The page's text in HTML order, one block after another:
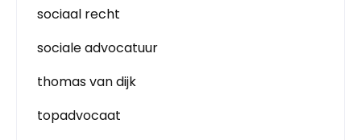
sociaal recht
sociale advocatuur
thomas van dijk
topadvocaat